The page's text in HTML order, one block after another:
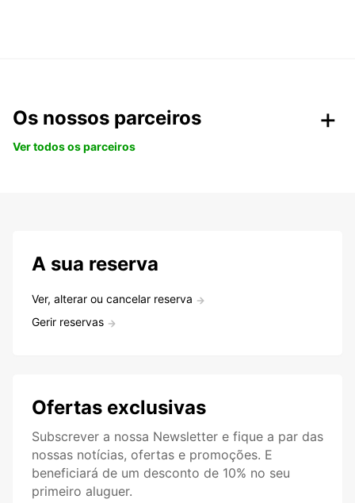
Os nossos parceiros
Ver todos os parceiros
A sua reserva
Ver, alterar ou cancelar reserva
Gerir reservas
Ofertas exclusivas
Subscrever a nossa Newsletter e fique a par das
nossas notícias, ofertas e promoções. E
beneficiará de um desconto de 10% no seu
primeiro aluguer.